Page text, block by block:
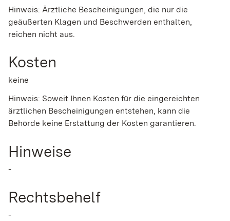
Hinweis: Ärztliche Bescheinigungen, die nur die
geäußerten Klagen und Beschwerden enthalten,
reichen nicht aus.
Kosten
keine
Hinweis: Soweit Ihnen Kosten für die eingereichten
ärztlichen Bescheinigungen entstehen, kann die
Behörde keine Erstattung der Kosten garantieren.
Hinweise
-
Rechtsbehelf
-